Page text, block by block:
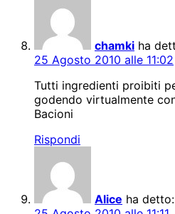
chamki ha
25 Agosto 2010 alle 11:02
Tutti ingredienti proibiti
godendo virtualmente
Bacioni
Rispondi
Alice ha detto: